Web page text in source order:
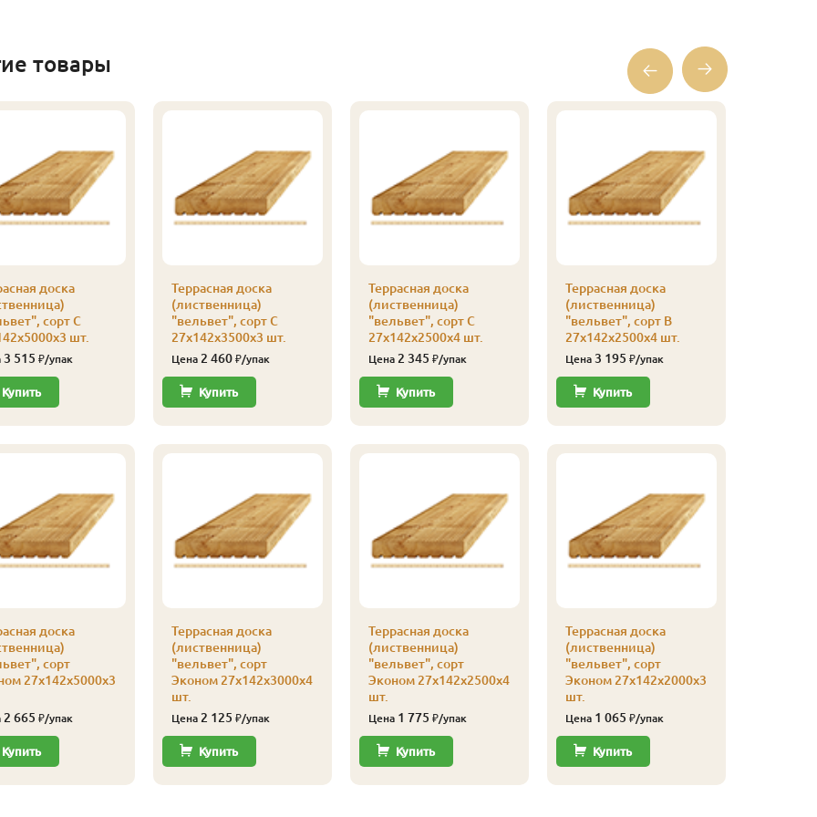
товары
доска
сорт С
шт.
3 515 ₽/упак
Купить
доска
сорт
27х142х5000х3
2 665 ₽/упак
Купить
Террасная доска
(лиственница)
"вельвет", сорт С
27х142х3500х3 шт.
Цена 2 460₽/упак
Купить
Террасная доска
(лиственница)
"вельвет", сорт
Эконом 27х142х3000х4
шт.
Цена 2 125 ₽/упак
Купить
Террасная доска
(лиственница)
"вельвет", сорт С
27х142х2500х4 шт.
Цена 2 345 ₽/упак
Купить
Террасная доска
(лиственница)
"вельвет", сорт
Эконом 27х142х2500х4
шт.
Цена 1 775 ₽/упак
Купить
Террасная доска
(лиственница)
"вельвет", сорт В
27х142х2500х4 шт.
Цена 3 195 ₽/упак
Купить
Террасная доска
(лиственница)
"вельвет", сорт
Эконом 27х142х2000х3
шт.
Цена 1 065 ₽/упак
Купить